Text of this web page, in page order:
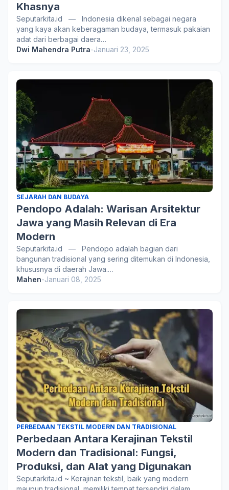
Khasnya
Seputarkita.id — Indonesia dikenal sebagai negara
yang kaya akan keberagaman budaya, termasuk pakaian
adat dari berbagai daera…
Dwi Mahendra Putra-Januari 23, 2025
SEJARAH DAN BUDAYA
Pendopo Adalah: Warisan Arsitektur
Jawa yang Masih Relevan di Era
Modern
Seputarkita.id — Pendopo adalah bagian dari
bangunan tradisional yang sering ditemukan di Indonesia,
khususnya di daerah Jawa.…
Mahen-Januari 08, 2025
PERBEDAAN TEKSTIL MODERN DAN TRADISIONAL
Perbedaan Antara Kerajinan Tekstil
Modern dan Tradisional: Fungsi,
Produksi, dan Alat yang Digunakan
Seputarkita.id ~ Kerajinan tekstil, baik yang modern